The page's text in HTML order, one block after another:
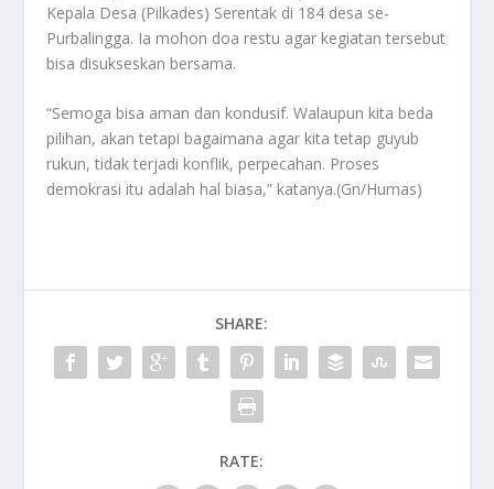
Kepala Desa (Pilkades) Serentak di 184 desa se-
Purbalingga. Ia mohon doa restu agar kegiatan tersebut
bisa disukseskan bersama.
“Semoga bisa aman dan kondusif. Walaupun kita beda
pilihan, akan tetapi bagaimana agar kita tetap guyub
rukun, tidak terjadi konflik, perpecahan. Proses
demokrasi itu adalah hal biasa,” katanya.(Gn/Humas)
SHARE:
RATE: